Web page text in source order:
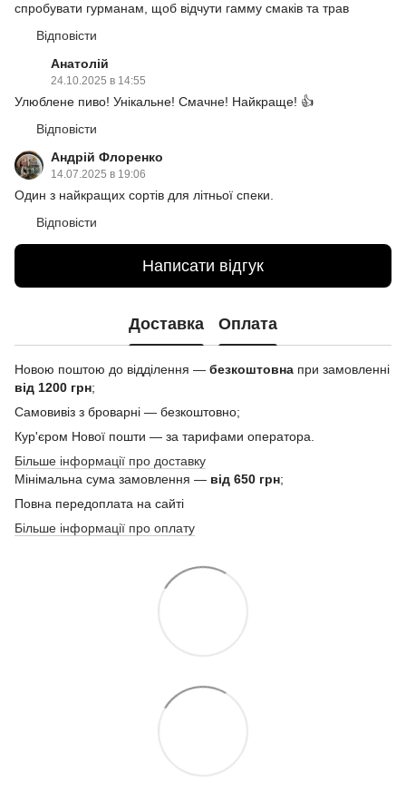
спробувати гурманам, щоб відчути гамму смаків та трав
Відповісти
Анатолій
24.10.2025 в 14:55
Улюблене пиво! Унікальне! Смачне! Найкраще! 👍
Відповісти
Андрій Флоренко
14.07.2025 в 19:06
Один з найкращих сортів для літньої спеки.
Відповісти
Написати відгук
Доставка Оплата
Новою поштою до відділення — безкоштовна при замовленні
від 1200 грн;
Самовивіз з броварні — безкоштовно;
Кур'єром Нової пошти — за тарифами оператора.
Більше інформації про доставку
Мінімальна сума замовлення — від 650 грн;
Повна передоплата на сайті
Більше інформації про оплату